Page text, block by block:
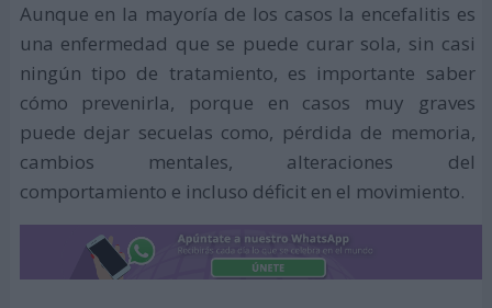
Aunque en la mayoría de los casos la encefalitis es
una enfermedad que se puede curar sola, sin casi
ningún tipo de tratamiento, es importante saber
cómo prevenirla, porque en casos muy graves
puede dejar secuelas como, pérdida de memoria,
cambios mentales, alteraciones del
comportamiento e incluso déficit en el movimiento.